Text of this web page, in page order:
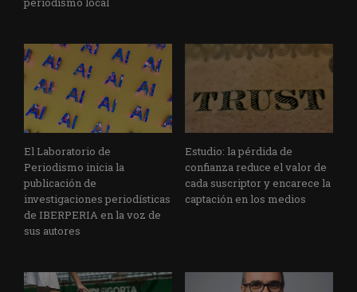
El Laboratorio de
Periodismo inicia la
publicación de
investigaciones periodísticas
de IBERPERIA en la voz de
sus autores
Estudio: la pérdida de
confianza reduce el valor de
cada suscriptor y encarece la
captación en los medios